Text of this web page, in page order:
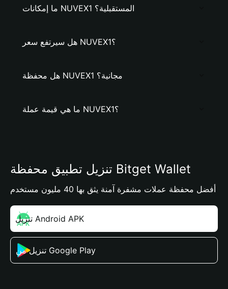
ما إمكانات NUVEX1 المستقبلية؟
هل سيرتفع سعر NUVEX1؟
هل محفظة NUVEX1 مجانية؟
ما هي قيمة عملة NUVEX1؟
تنزيل تطبيق محفظة Bitget Wallet
أفضل محفظة عملات مشفرة آمنة يثق بها 40 مليون مستخدم
تنزيل Android APK
تنزيل من Google Play